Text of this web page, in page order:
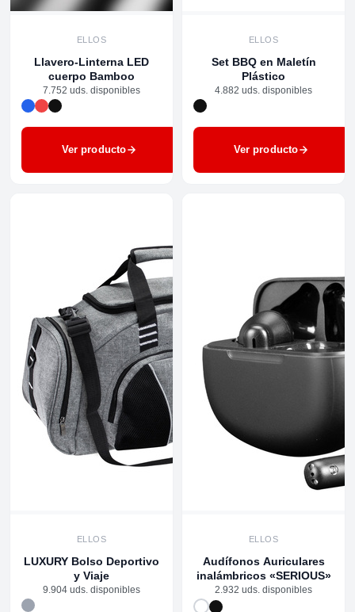
ELLOS
Llavero-Linterna LED
cuerpo Bamboo
7.752 uds. disponibles
Ver producto
ELLOS
Set BBQ en Maletín
Plástico
4.882 uds. disponibles
Ver producto
ELLOS
LUXURY Bolso Deportivo
y Viaje
9.904 uds. disponibles
ELLOS
Audífonos Auriculares
inalámbricos «SERIOUS»
2.932 uds. disponibles